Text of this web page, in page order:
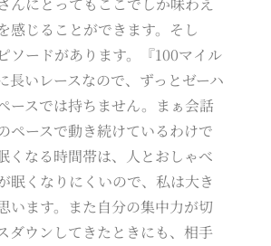
んにとってもここでしか味わえ
感じることができます。そし
ソードがあります。『100マイル
長いレースなので、ずっとゼーハ
ースでは持ちません。まぁ会話
ペースで動き続けているわけで
くなる時間帯は、人とおしゃべ
眠くなりにくいので、私は大き
います。また自分の集中力が切
ダウンしてきたときにも、相手